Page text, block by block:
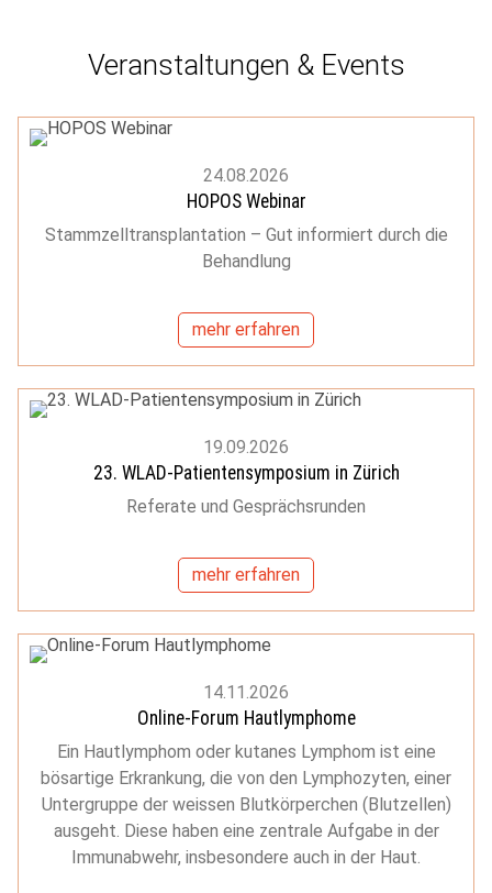
Veranstaltungen & Events
24.08.2026
HOPOS Webinar
Stammzelltransplantation – Gut informiert durch die
Behandlung
mehr erfahren
19.09.2026
23. WLAD-Patientensymposium in Zürich
Referate und Gesprächsrunden
mehr erfahren
14.11.2026
Online-Forum Hautlymphome
Ein Hautlymphom oder kutanes Lymphom ist eine
bösartige Erkrankung, die von den Lymphozyten, einer
Untergruppe der weissen Blutkörperchen (Blutzellen)
ausgeht. Diese haben eine zentrale Aufgabe in der
Immunabwehr, insbesondere auch in der Haut.